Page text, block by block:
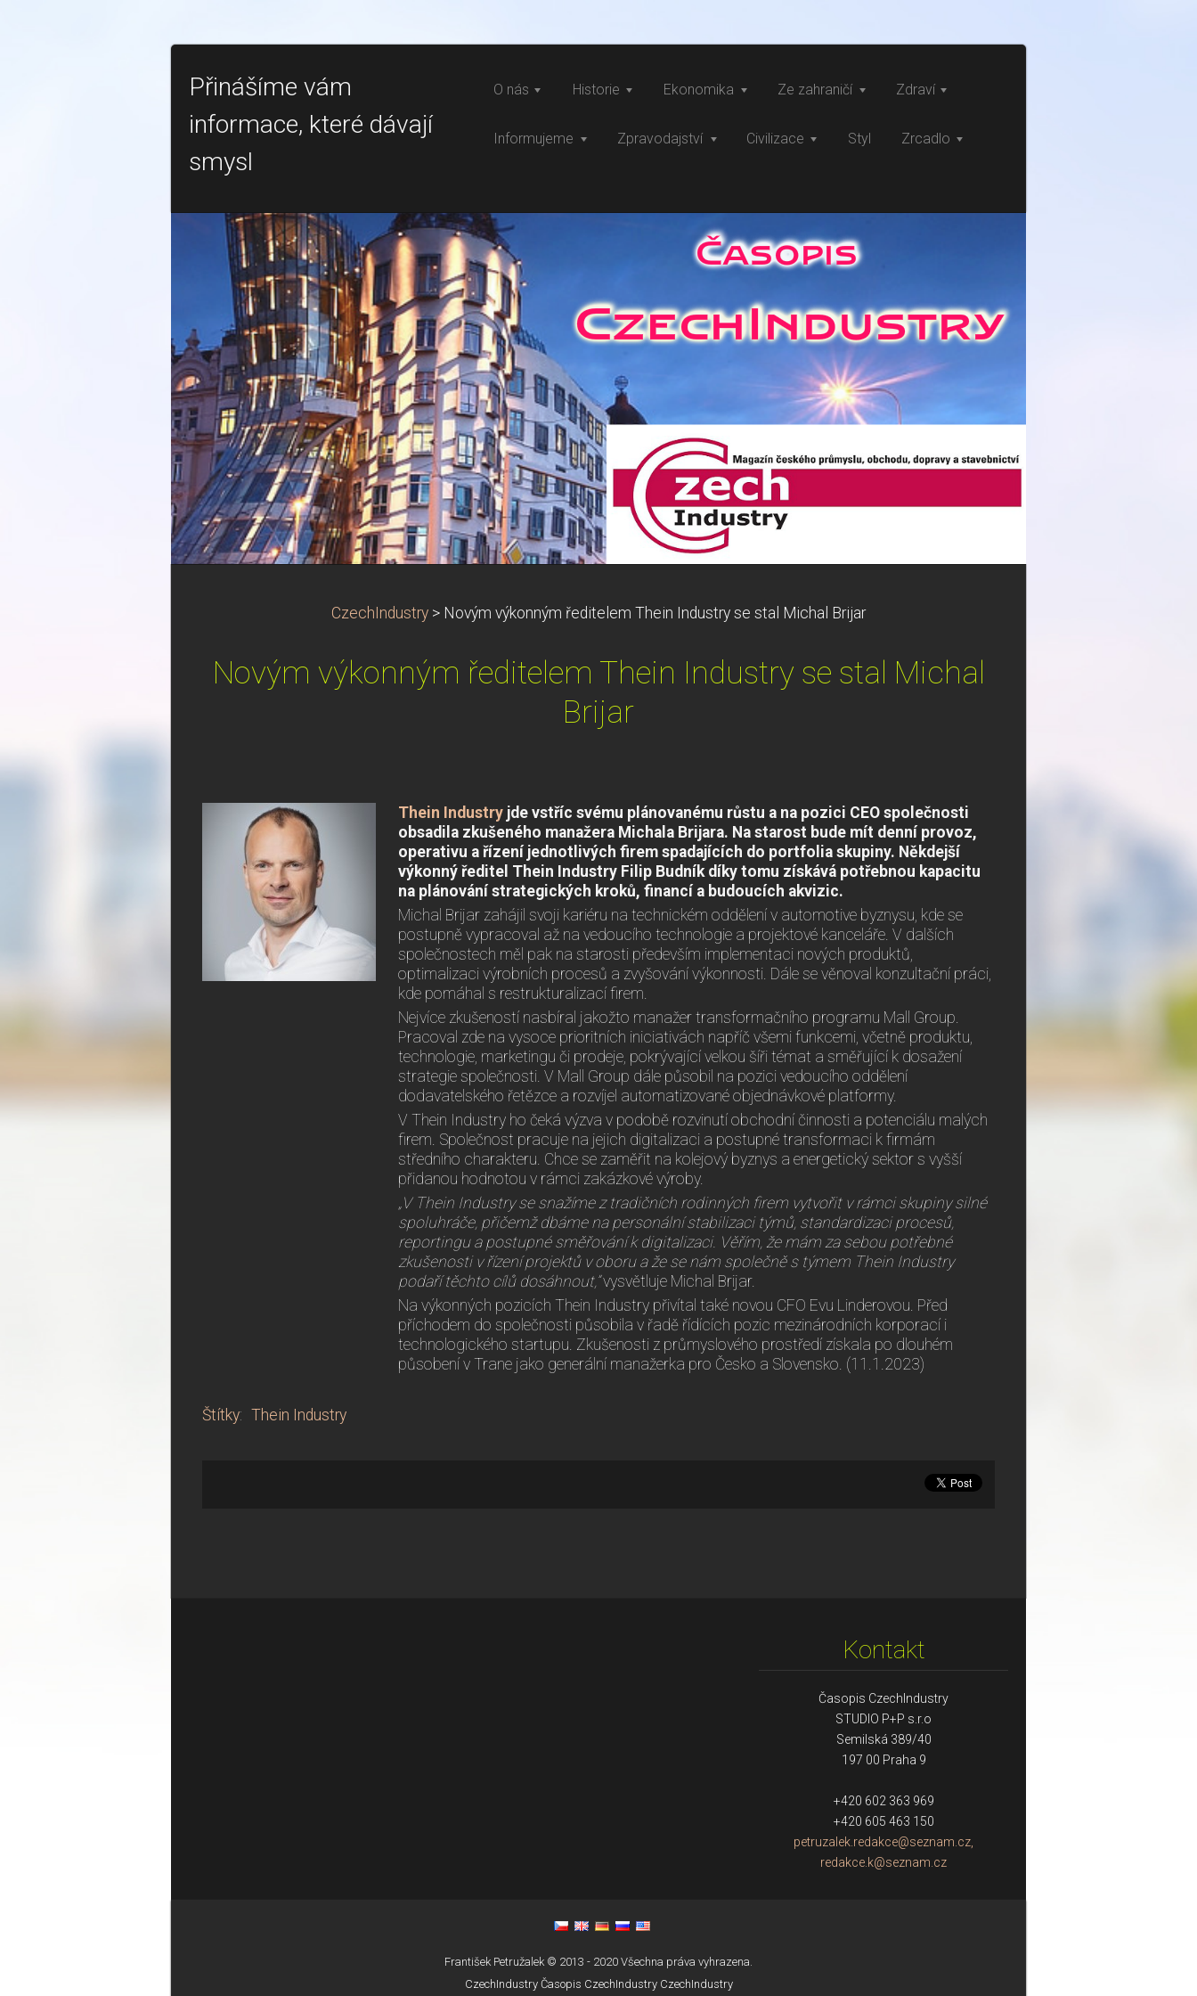
Přinášíme vám
informace, které dávají
smysl
O nás Historie Ekonomika Ze zahraničí Zdraví
Informujeme Zpravodajství Civilizace Styl Zrcadlo
CzechIndustry > Novým výkonným ředitelem Thein Industry se stal Michal Brijar
Novým výkonným ředitelem Thein Industry se stal Michal
Brijar
Thein Industry jde vstříc svému plánovanému růstu a na pozici CEO společnosti
obsadila zkušeného manažera Michala Brijara. Na starost bude mít denní provoz,
operativu a řízení jednotlivých firem spadajících do portfolia skupiny. Někdejší
výkonný ředitel Thein Industry Filip Budník díky tomu získává potřebnou kapacitu
na plánování strategických kroků, financí a budoucích akvizic.
Michal Brijar zahájil svoji kariéru na technickém oddělení v automotive byznysu, kde se
postupně vypracoval až na vedoucího technologie a projektové kanceláře. V dalších
společnostech měl pak na starosti především implementaci nových produktů,
optimalizaci výrobních procesů a zvyšování výkonnosti. Dále se věnoval konzultační práci,
kde pomáhal s restrukturalizací firem.
Nejvíce zkušeností nasbíral jakožto manažer transformačního programu Mall Group.
Pracoval zde na vysoce prioritních iniciativách napříč všemi funkcemi, včetně produktu,
technologie, marketingu či prodeje, pokrývající velkou šíři témat a směřující k dosažení
strategie společnosti. V Mall Group dále působil na pozici vedoucího oddělení
dodavatelského řetězce a rozvíjel automatizované objednávkové platformy.
V Thein Industry ho čeká výzva v podobě rozvinutí obchodní činnosti a potenciálu malých
firem. Společnost pracuje na jejich digitalizaci a postupné transformaci k firmám
středního charakteru. Chce se zaměřit na kolejový byznys a energetický sektor s vyšší
přidanou hodnotou v rámci zakázkové výroby.
„V Thein Industry se snažíme z tradičních rodinných firem vytvořit v rámci skupiny silné
spoluhráče, přičemž dbáme na personální stabilizaci týmů, standardizaci procesů,
reportingu a postupné směřování k digitalizaci. Věřím, že mám za sebou potřebné
zkušenosti v řízení projektů v oboru a že se nám společně s týmem Thein Industry
podaří těchto cílů dosáhnout,”vysvětluje Michal Brijar.
Na výkonných pozicích Thein Industry přivítal také novou CFO Evu Linderovou. Před
příchodem do společnosti působila v řadě řídících pozic mezinárodních korporací i
technologického startupu. Zkušenosti z průmyslového prostředí získala po dlouhém
působení v Trane jako generální manažerka pro Česko a Slovensko. (11.1.2023)
Štítky: Thein Industry
Kontakt
Časopis CzechIndustry
STUDIO P+P s.r.o
Semilská 389/40
197 00 Praha 9
+420 602 363 969
+420 605 463 150
petruzalek.redakce@seznam.cz,
redakce.k@seznam.cz
František Petružalek © 2013 - 2020 Všechna práva vyhrazena.
CzechIndustry Časopis CzechIndustry CzechIndustry